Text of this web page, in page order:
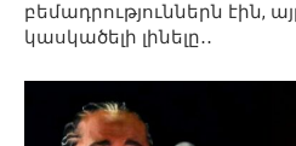
բեմադրություններն էին,
կասկածելի լինելը․․